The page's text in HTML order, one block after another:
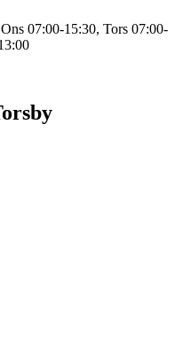
07:00-15:30, Tors 07:00-